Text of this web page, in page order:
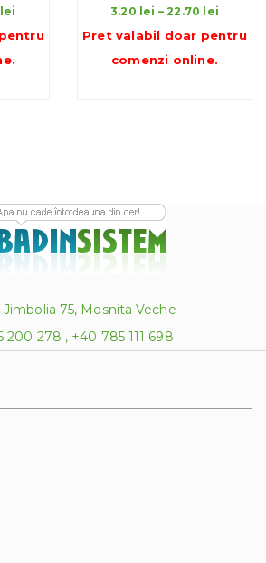
lei
prețuri:
.
3.20 lei – 22.70 lei
prețuri:
Pret valabil doar pentru
comenzi online.
Jimbolia 75, Mosnita Veche
200 278 , +40 785 111 698